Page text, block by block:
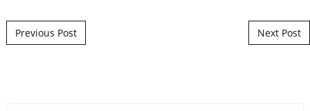
Post navigation
Previous Post Next Post